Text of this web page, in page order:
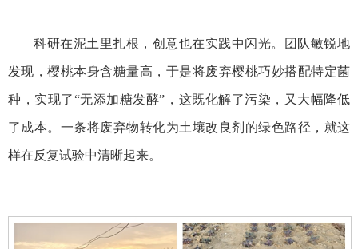
科研在泥土里扎根，创意也在实践中闪光。团队敏锐地
发现，樱桃本身含糖量高，于是将废弃樱桃巧妙搭配特定菌
种，实现了“无添加糖发酵”，这既化解了污染，又大幅降低
了成本。一条将废弃物转化为土壤改良剂的绿色路径，就这
样在反复试验中清晰起来。